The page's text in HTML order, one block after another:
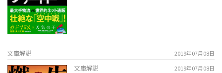
文庫解説 2019年07月08日
文庫解説 2019年07月08日